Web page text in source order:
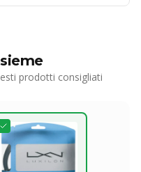
prodotti consigliati